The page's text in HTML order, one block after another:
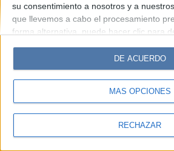
su consentimiento a nosotros y a
que llevemos a cabo el procesamiento
forma alternativa, puede hacer clic para
cambiar sus preferencias antes de
Tenga en cuenta que algún
personales puede no requerir de su
tiene el derecho de rechazar tal
sus preferencias o retirar su
MÁS OPCIONES
RECHAZAR
DE ACUERDO